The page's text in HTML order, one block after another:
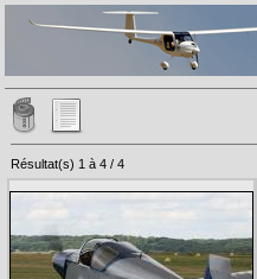
Résultat(s) 1 à 4 / 4